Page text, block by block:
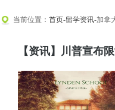
当前位置： 首页-留学资讯-加拿
【资讯】川普宣布